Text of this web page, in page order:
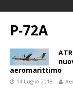
P-72A
aeromarittimo
14 Luglio 2018